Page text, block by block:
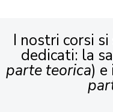
I nostri corsi
dedicati: la
parte teorica) e